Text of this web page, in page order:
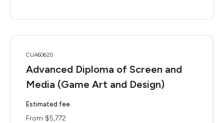
CUA60620
Advanced Diploma of Screen and
Media (Game Art and Design)
Estimated fee
From $5,772